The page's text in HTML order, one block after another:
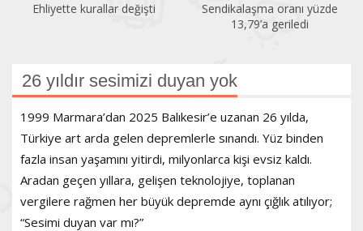
Ehliyette kurallar değişti
Sendikalaşma oranı yüzde
13,79’a geriledi
26 yıldır sesimizi duyan yok
1999 Marmara’dan 2025 Balıkesir’e uzanan 26 yılda,
Türkiye art arda gelen depremlerle sınandı. Yüz binden
fazla insan yaşamını yitirdi, milyonlarca kişi evsiz kaldı.
Aradan geçen yıllara, gelişen teknolojiye, toplanan
vergilere rağmen her büyük depremde aynı çığlık atılıyor;
“Sesimi duyan var mı?”